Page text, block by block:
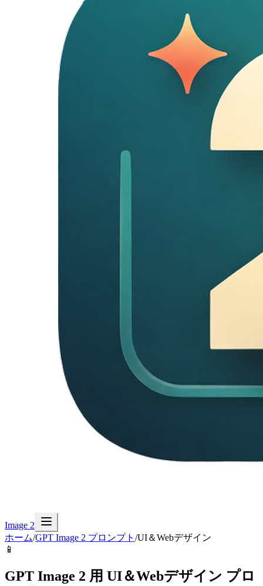
Image 2
ホーム/GPT Image 2 プロンプト /UI＆Webデザイン
📱
GPT Image 2 用 UI＆Webデザイン プロ